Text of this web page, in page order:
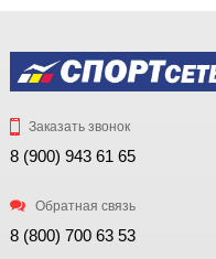
Заказать звонок
8 (900) 943 61 65
Обратная связь
8 (800) 700 63 53